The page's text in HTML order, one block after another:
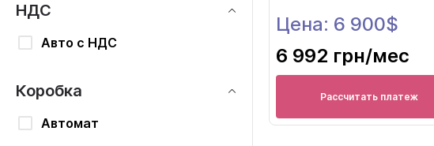
НДС
Авто с НДС
Коробка
Автомат
Цена: 6 900$
6 992 грн/мес
Рассчитать платеж